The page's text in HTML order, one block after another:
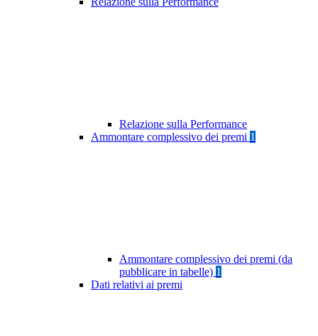
Relazione sulla Performance
Ammontare complessivo dei premi 1
Ammontare complessivo dei premi (da
pubblicare in tabelle) 1
Dati relativi ai premi